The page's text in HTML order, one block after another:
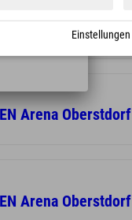
Arena Oberstdorf
Arena Oberstdorf
Arena Oberstdorf
Einstellungen